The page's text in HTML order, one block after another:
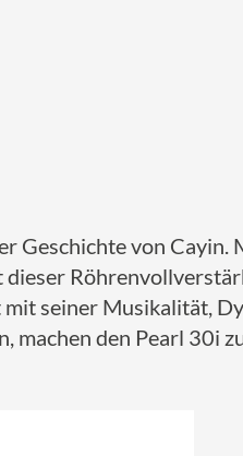
Geschichte von Cayin.
seiner Musikalität,
machen den Pearl 30i